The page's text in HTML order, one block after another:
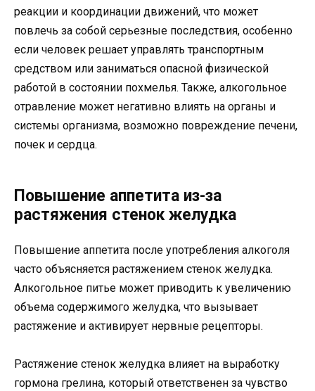
реакции и координации движений, что может
повлечь за собой серьезные последствия, особенно
если человек решает управлять транспортным
средством или заниматься опасной физической
работой в состоянии похмелья. Также, алкогольное
отравление может негативно влиять на органы и
системы организма, возможно повреждение печени,
почек и сердца.
Повышение аппетита из-за
растяжения стенок желудка
Повышение аппетита после употребления алкоголя
часто объясняется растяжением стенок желудка.
Алкогольное питье может приводить к увеличению
объема содержимого желудка, что вызывает
растяжение и активирует нервные рецепторы.
Растяжение стенок желудка влияет на выработку
гормона грелина, который ответственен за чувство